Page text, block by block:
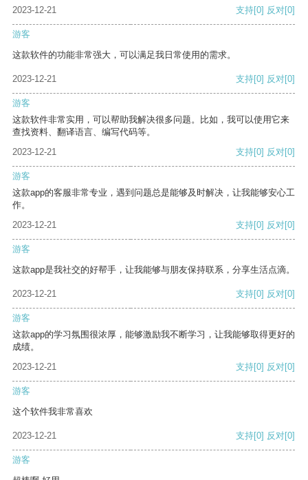
2023-12-21 支持[0] 反对[0]
游客
这款软件的功能非常强大，可以满足我日常使用的需求。
2023-12-21 支持[0] 反对[0]
游客
这款软件非常实用，可以帮助我解决很多问题。比如，我可以使用它来
查找资料、翻译语言、编写代码等。
2023-12-21
支持[0] 反对[0]
游客
这款app的客服非常专业，遇到问题总是能够及时解决，让我能够安心工
作。
2023-12-21
支持[0] 反对[0]
游客
这款app是我社交的好帮手，让我能够与朋友保持联系，分享生活点滴。
2023-12-21 支持[0] 反对[0]
游客
这款app的学习氛围很浓厚，能够激励我不断学习，让我能够取得更好的
成绩。
2023-12-21
支持[0] 反对[0]
游客
这个软件我非常喜欢
2023-12-21 支持[0] 反对[0]
游客